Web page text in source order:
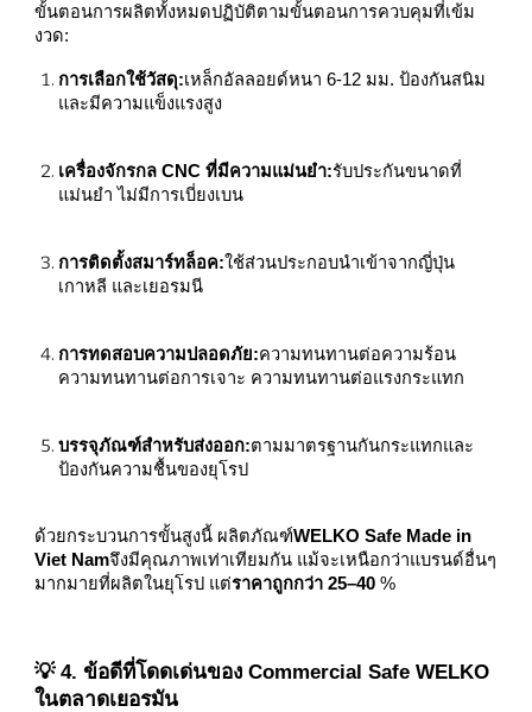
ขั้นตอนการผลิตทั้งหมดปฏิบัติตามขั้นตอนการควบคุมที่เข้ม
งวด:
การเลือกใช้วัสดุ:เหล็กอัลลอยด์หนา 6-12 มม. ป้องกันสนิม
และมีความแข็งแรงสูง
เครื่องจักรกล CNC ที่มีความแม่นยำ:รับประกันขนาดที่
แม่นยำ ไม่มีการเบี่ยงเบน
การติดตั้งสมาร์ทล็อค:ใช้ส่วนประกอบนำเข้าจากญี่ปุ่น
เกาหลี และเยอรมนี
การทดสอบความปลอดภัย:ความทนทานต่อความร้อน
ความทนทานต่อการเจาะ ความทนทานต่อแรงกระแทก
บรรจุภัณฑ์สำหรับส่งออก:ตามมาตรฐานกันกระแทกและ
ป้องกันความชื้นของยุโรป
ด้วยกระบวนการขั้นสูงนี้ ผลิตภัณฑ์WELKO Safe Made in
Viet Namจึงมีคุณภาพเท่าเทียมกัน แม้จะเหนือกว่าแบรนด์อื่นๆ
มากมายที่ผลิตในยุโรป แต่ราคาถูกกว่า 25–40 %
💡 4. ข้อดีที่โดดเด่นของ Commercial Safe WELKO
ในตลาดเยอรมัน